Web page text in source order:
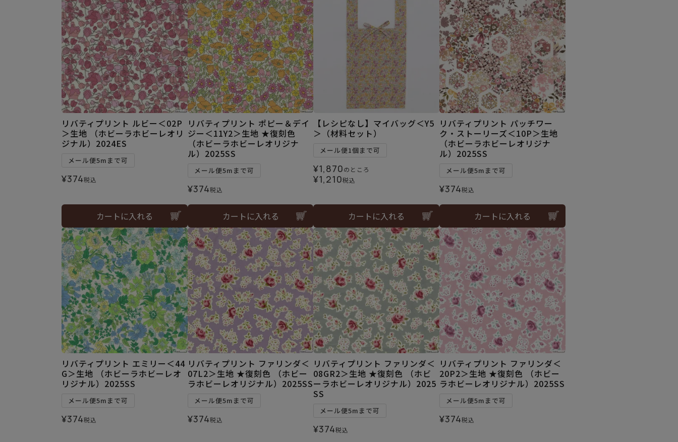
リバティプリント ルビー＜02P
＞生地 （ホビーラホビーレオリ
ジナル）2024ES
メール便5mまで可
¥374税込
カートに入れる
リバティプリント ポピー＆デイ
ジー＜11Y2＞生地 ★復刻色
（ホビーラホビーレオリジナ
ル）2025SS
メール便5mまで可
¥374税込
カートに入れる
【レシピなし】マイバッグ＜Y5
＞（材料セット）
メール便1個まで可
¥1,870のところ
¥1,210税込
カートに入れる
リバティプリント パッチワー
ク・ストーリーズ＜10P＞生地
（ホビーラホビーレオリジナ
ル）2025SS
メール便5mまで可
¥374税込
カートに入れる
リバティプリント エミリー＜44
G＞生地 （ホビーラホビーレオ
リジナル）2025SS
メール便5mまで可
¥374税込
リバティプリント ファリンダ＜
07L2＞生地 ★復刻色 （ホビー
ラホビーレオリジナル）2025SS
メール便5mまで可
¥374税込
リバティプリント ファリンダ＜
08GR2＞生地 ★復刻色 （ホビ
ーラホビーレオリジナル）2025
SS
メール便5mまで可
¥374税込
リバティプリント ファリンダ＜
20P2＞生地 ★復刻色 （ホビー
ラホビーレオリジナル）2025SS
メール便5mまで可
¥374税込